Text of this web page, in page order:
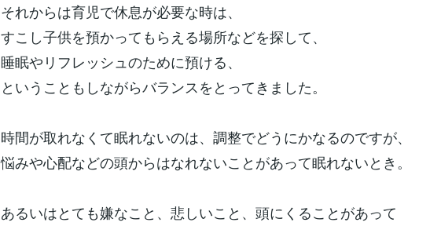
それからは育児で休息が必要な時は、
すこし子供を預かってもらえる場所などを探して、
睡眠やリフレッシュのために預ける、
ということもしながらバランスをとってきました。
時間が取れなくて眠れないのは、調整でどうにかなるのですが、
悩みや心配などの頭からはなれないことがあって眠れないとき。
あるいはとても嫌なこと、悲しいこと、頭にくることがあって